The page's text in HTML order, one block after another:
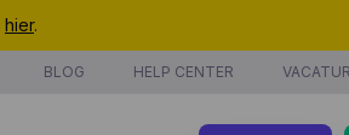
hier.
BLOG HELP CENTER